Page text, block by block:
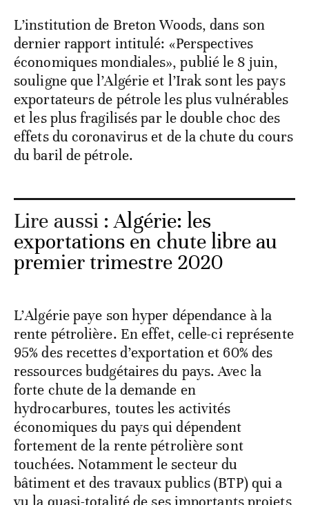
L’institution de Breton Woods, dans son
dernier rapport intitulé: «Perspectives
économiques mondiales», publié le 8 juin,
souligne que l’Algérie et l’Irak sont les pays
exportateurs de pétrole les plus vulnérables
et les plus fragilisés par le double choc des
effets du coronavirus et de la chute du cours
du baril de pétrole.
Lire aussi :Algérie: les
exportations en chute libre au
premier trimestre 2020
L’Algérie paye son hyper dépendance à la
rente pétrolière. En effet, celle-ci représente
95% des recettes d’exportation et 60% des
ressources budgétaires du pays. Avec la
forte chute de la demande en
hydrocarbures, toutes les activités
économiques du pays qui dépendent
fortement de la rente pétrolière sont
touchées. Notamment le secteur du
bâtiment et des travaux publics (BTP) qui a